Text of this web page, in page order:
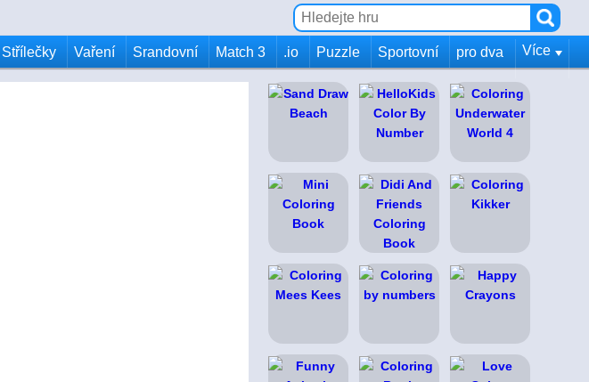
Střílečky Vaření Srandovní Match 3 .io Puzzle Sportovní pro dva Více